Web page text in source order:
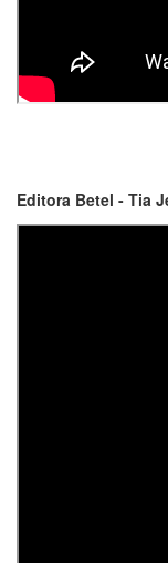
Editora Betel - Tia